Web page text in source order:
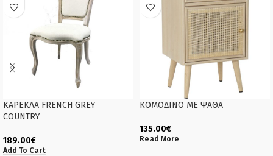
ΚΑΡΕΚΛΑ FRENCH GREY
COUNTRY
189.00€
Add To Cart
ΚΟΜΟΔΙΝΟ ΜΕ ΨΑΘΑ
135.00€
Read More